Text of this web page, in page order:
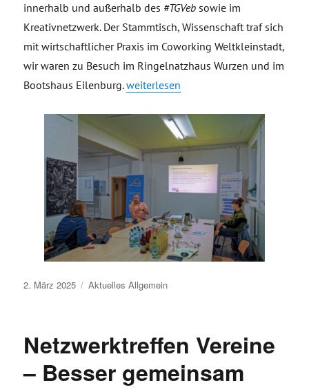
innerhalb und außerhalb des #TGVeb sowie im
Kreativnetzwerk. Der Stammtisch, Wissenschaft traf sich
mit wirtschaftlicher Praxis im Coworking Weltkleinstadt,
wir waren zu Besuch im Ringelnatzhaus Wurzen und im
Bootshaus Eilenburg.„Rückblick Stammtisch,
weiterlesen
Veröffentlicht
2. März 2025 Aktuelles Allgemein
Netzwerktreffen Vereine
– Besser gemeinsam